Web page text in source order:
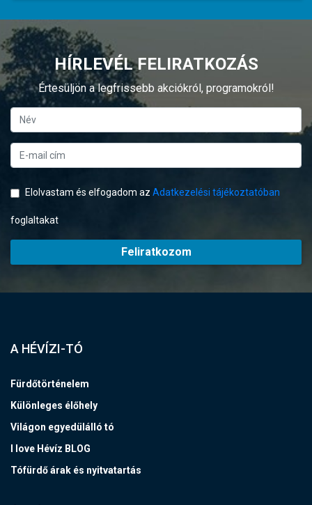
HÍRLEVÉL FELIRATKOZÁS
Értesüljön a legfrissebb akciókról, programokról!
Elolvastam és elfogadom az Adatkezelési tájékoztatóban
foglaltakat
Feliratkozom
A HÉVÍZI-TÓ
Fürdőtörténelem
Különleges élőhely
Világon egyedülálló tó
I love Hévíz BLOG
Tófürdő árak és nyitvatartás